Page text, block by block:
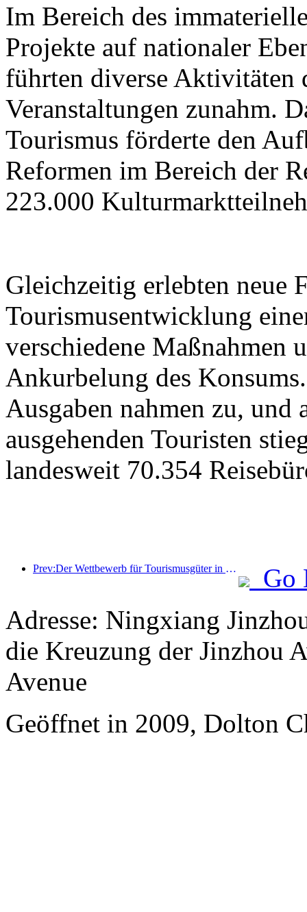
Im Bereich des
Projekte auf nationaler
führten diverse Aktivitäten
Veranstaltungen zunahm.
Tourismus förderte den
Reformen im Bereich der
223.000
Gleichzeitig erlebten neue
Tourismusentwicklung
verschiedene Maßnahmen
Ankurbelung des
Ausgaben nahmen zu,
ausgehenden Touristen
landesweit 70.354
Prev:Der Wettbewerb für Tourismusgüter in China wurde erfolgreich in Xiangtan, Hunan, abgehalten.
Go
Adresse: Ningxiang
die Kreuzung der Jinzhou
Avenue
Geöffnet in 2009, Dolton